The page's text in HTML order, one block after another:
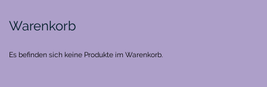
Warenkorb
Es befinden sich keine Produkte im Warenkorb.